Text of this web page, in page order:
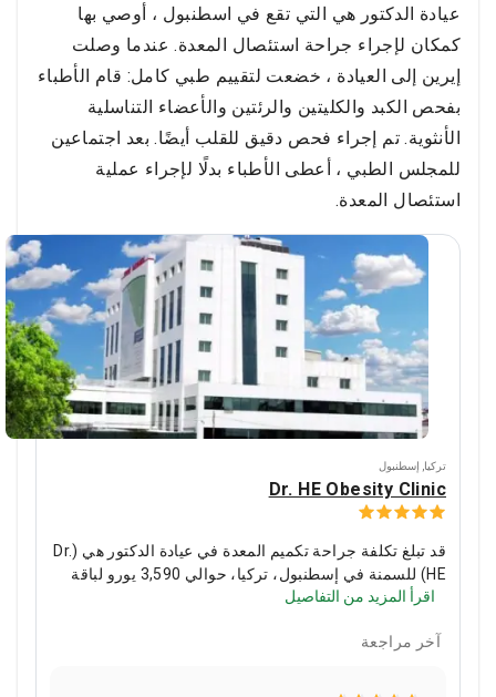
عيادة الدكتور هي التي تقع في اسطنبول ، أوصي بها
كمكان لإجراء جراحة استئصال المعدة. عندما وصلت
إيرين إلى العيادة ، خضعت لتقييم طبي كامل: قام الأطباء
بفحص الكبد والكليتين والرئتين والأعضاء التناسلية
الأنثوية. تم إجراء فحص دقيق للقلب أيضًا. بعد اجتماعين
للمجلس الطبي ، أعطى الأطباء بدلًا لإجراء عملية
استئصال المعدة.
تركيا إسطنبول
Dr. HE Obesity Clinic
قد تبلغ تكلفة جراحة تكميم المعدة في عيادة الدكتور هي (Dr.
HE) للسمنة في إسطنبول، تركيا، حوالي 3,590 يورو لباقة
شاملة كلياً. يقوم بإجراء العملية الأستاذ المشارك الدكتور
23 عاماً وأجرى أكثر من 5,000 عملية جراحية.
تزيد عن 20 عاماً في مجال جراحة السمنة. يتخصص الدكتور
اقرأ المزيد من التفاصيل
آخر مراجعة